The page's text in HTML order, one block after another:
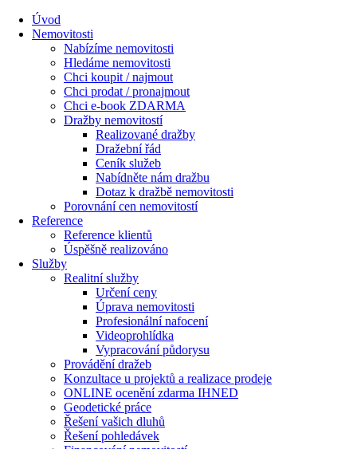
Úvod
Nemovitosti
Nabízíme nemovitosti
Hledáme nemovitosti
Chci koupit / najmout
Chci prodat / pronajmout
Chci e-book ZDARMA
Dražby nemovitostí
Realizované dražby
Dražební řád
Ceník služeb
Nabídněte nám dražbu
Dotaz k dražbě nemovitosti
Porovnání cen nemovitostí
Reference
Reference klientů
Úspěšně realizováno
Služby
Realitní služby
Určení ceny
Úprava nemovitosti
Profesionální nafocení
Videoprohlídka
Vypracování půdorysu
Provádění dražeb
Konzultace u projektů a realizace prodeje
ONLINE ocenění zdarma IHNED
Geodetické práce
Řešení vašich dluhů
Řešení pohledávek